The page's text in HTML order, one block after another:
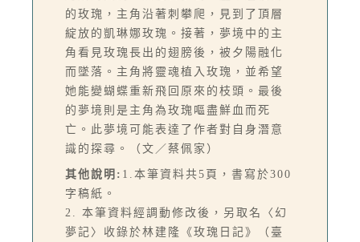
的玫瑰，主角沿著刺攀爬，見到了頂層
綻放的凱琳娜玫瑰。接著，夢境中的主
角看見玫瑰長出的翅膀後，被夕陽融化
而墜落。主角將靈魂植入玫瑰，並希望
她能變蝴蝶重新飛回原來的枝頭。最後
的夢境則是主角為玫瑰嘔盡鮮血而死
亡。此夢境可能表達了作者對自身潛意
識的探尋。（文／蔡佩家）
其他說明: 1.本筆資料共5頁，書寫於300
字稿紙。
2. 本筆資料經調動修改後，另取名〈幻
夢記〉收錄於林建隆《玫瑰日記》（臺